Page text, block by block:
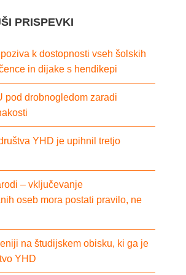
PRISPEVKI
k dostopnosti vseh šolskih
in dijake s hendikepi
pod drobnogledom zaradi
YHD je upihnil tretjo
– vključevanje
oseb mora postati pravilo, ne
na študijskem obisku, ki ga je
YHD